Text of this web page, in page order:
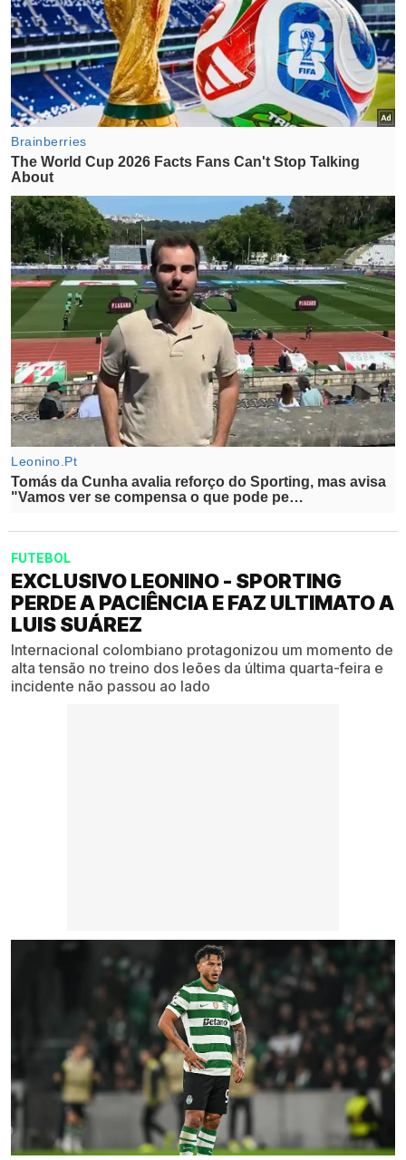
FUTEBOL
EXCLUSIVO LEONINO - SPORTING
PERDE A PACIÊNCIA E FAZ ULTIMATO A
LUIS SUÁREZ
Internacional colombiano protagonizou um momento de
alta tensão no treino dos leões da última quarta-feira e
incidente não passou ao lado